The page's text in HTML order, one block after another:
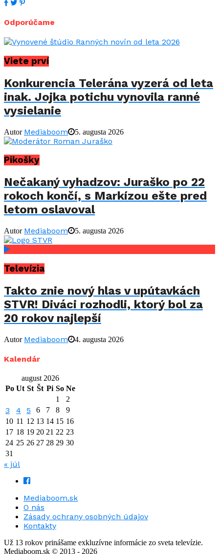
Odporúčame
Viete prví
Konkurencia Telerána vyzerá od leta
inak. Jojka potichu vynovila ranné
vysielanie
Autor Mediaboom 5. augusta 2026
Pikošky
Nečakaný vyhadzov: Juraško po 22
rokoch končí, s Markízou ešte pred
letom oslavoval
Autor Mediaboom 5. augusta 2026
Televízia
Takto znie nový hlas v upútavkách
STVR! Diváci rozhodli, ktorý bol za
20 rokov najlepší
Autor Mediaboom 4. augusta 2026
Kalendár
august 2026
Po Ut St Št Pi So Ne
1
2
3 4 5 6 7 8
9
10 11 12 13 14 15 16
17 18 19 20 21 22 23
24 25 26 27 28 29 30
31
« júl
Mediaboom.sk
O nás
Zásady ochrany osobných údajov
Kontakty
Už 13 rokov prinášame exkluzívne informácie zo sveta televízie.
Mediaboom.sk © 2013 - 2026